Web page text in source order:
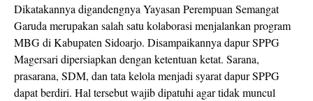
Dikatakannya digandengnya Yayasan Perempuan Semangat
Garuda merupakan salah satu kolaborasi menjalankan program
MBG di Kabupaten Sidoarjo. Disampaikannya dapur SPPG
Magersari dipersiapkan dengan ketentuan ketat. Sarana,
prasarana, SDM, dan tata kelola menjadi syarat dapur SPPG
dapat berdiri. Hal tersebut wajib dipatuhi agar tidak muncul